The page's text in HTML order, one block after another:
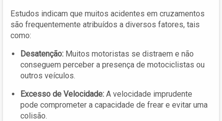
Estudos indicam que muitos acidentes em cruzamentos
são frequentemente atribuídos a diversos fatores, tais
como:
Desatenção: Muitos motoristas se distraem e não
conseguem perceber a presença de motociclistas ou
outros veículos.
Excesso de Velocidade: A velocidade imprudente
pode comprometer a capacidade de frear e evitar uma
colisão.